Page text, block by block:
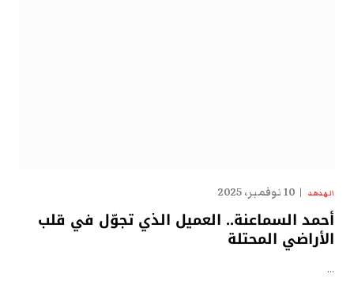
الهدهد 10 نوفمبر، 2025
أحمد السماعنة.. العميل الذي تجوّل في قلب
الأراضي المحتلة
…